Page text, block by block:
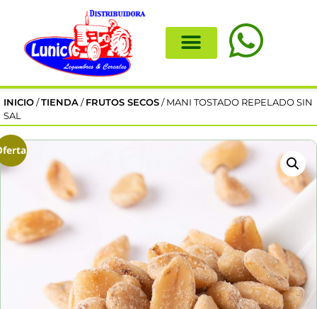
INICIO /TIENDA / FRUTOS SECOS / MANI TOSTADO REPELADO SIN
SAL